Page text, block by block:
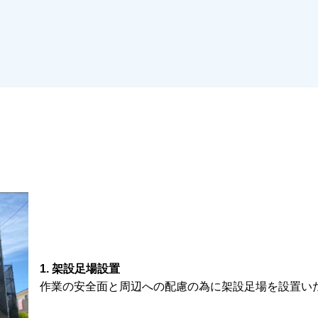
架設足場設置
作業の安全面と周辺への配慮の為に架設足場を設置い